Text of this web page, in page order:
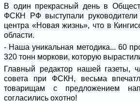
В один прекрасный день в
ФСКН РФ выступали руководители
центра «Новая жизнь», что в
области.
- Наша уникальная методика... 60
320 тонн моркови, которую
Главный редактор нашей газеты,
совета при ФСКН, весьма
товарищам с предложением
согласились охотно!